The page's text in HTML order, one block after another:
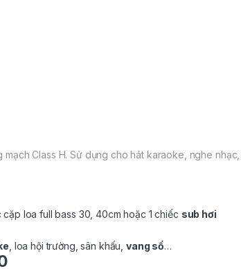
mạch Class H. Sử dụng cho hát karaoke, nghe
loa full bass 30, 40cm hoặc 1 chiếc sub hơi
, loa hội trường, sân khấu,vang số…